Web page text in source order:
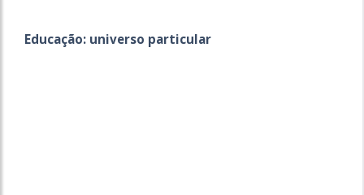
Educação: universo particular